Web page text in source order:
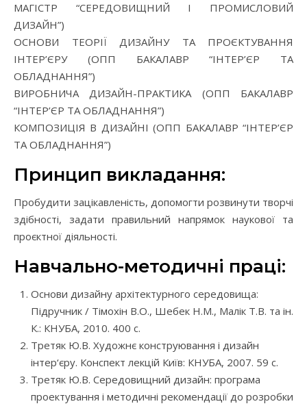
МАГІСТР “СЕРЕДОВИЩНИЙ І ПРОМИСЛОВИЙ
ДИЗАЙН”)
ОСНОВИ ТЕОРІЇ ДИЗАЙНУ ТА ПРОЄКТУВАННЯ
ІНТЕР’ЄРУ (ОПП БАКАЛАВР “ІНТЕР’ЄР ТА
ОБЛАДНАННЯ”)
ВИРОБНИЧА ДИЗАЙН-ПРАКТИКА (ОПП БАКАЛАВР
“ІНТЕР’ЄР ТА ОБЛАДНАННЯ”)
КОМПОЗИЦІЯ В ДИЗАЙНІ (ОПП БАКАЛАВР “ІНТЕР’ЄР
ТА ОБЛАДНАННЯ”)
Принцип викладання:
Пробудити зацікавленість, допомогти розвинути творчі
здібності, задати правильний напрямок наукової та
проєктної діяльності.
Навчально-методичні праці:
Основи дизайну архітектурного середовища:
Підручник / Тімохін В.О., Шебек Н.М., Малік Т.В. та ін.
К.: КНУБА, 2010. 400 с.
Третяк Ю.В. Художнє конструювання і дизайн
інтер‘єру. Конспект лекцій Київ: КНУБА, 2007. 59 с.
Третяк Ю.В. Середовищний дизайн: програма
проектування і методичні рекомендації до розробки